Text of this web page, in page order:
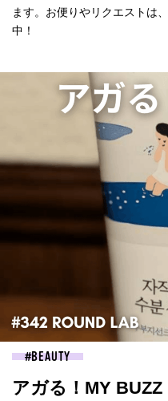
ます。お便りやリクエストは
中！
BEAUTY
アガる！MY